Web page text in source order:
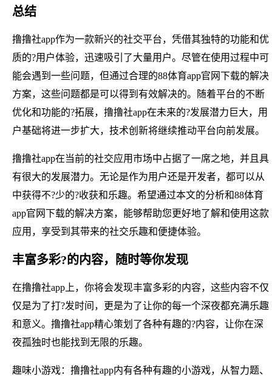
总结
撸撸社app作为一款新兴的社交平台，凭借其独特的功能和优
质的?用户体验，迅速吸引了大量用户。尽管在使用过程中可
能会遇到一些问题，但通过合理的88体育app官网下载的解决
方案，这些问题都是可以得到有效解决的。随着平台的不断
优化和功能的?拓展，撸撸社app在未来的?发展潜力巨大，用
户基础将进一步扩大，技术创新将继续推动平台向前发展。
撸撸社app在当前的社交应用市场中占据了一席之地，并且具
有很大的发展潜力。无论是作为用户还是开发者，都可以从
中获得不?少的?收获和乐趣。希望通过本文的分析和88体育
app官网下载的解决方案，能够帮助您更好地了解和使用这款
应用，享受到其带来的社交乐趣和便捷体验。
丰富多彩?的内容，随时等你发现
在撸撸社app上，你将会发现丰富多彩的内容，这些内容不仅
仅是为了打?发时间，更是为了让你的每一个深夜都充满乐趣
和意义。撸撸社app精心策划了各种有趣的?内容，让你在深
夜孤独时也能找到无限的乐趣。
趣味小游戏：撸撸社app内有各种有趣的小游戏，从智力题、